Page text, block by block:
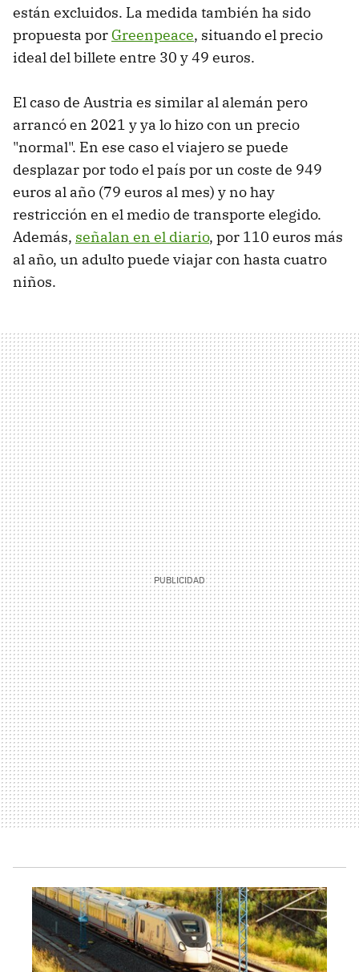
están excluidos. La medida también ha sido
propuesta por Greenpeace, situando el precio
ideal del billete entre 30 y 49 euros.
El caso de Austria es similar al alemán pero
arrancó en 2021 y ya lo hizo con un precio
"normal". En ese caso el viajero se puede
desplazar por todo el país por un coste de 949
euros al año (79 euros al mes) y no hay
restricción en el medio de transporte elegido.
Además, señalan en el diario, por 110 euros más
al año, un adulto puede viajar con hasta cuatro
niños.